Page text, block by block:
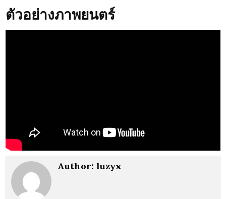
ตัวอย่างภาพยนตร์
Author:luzyx